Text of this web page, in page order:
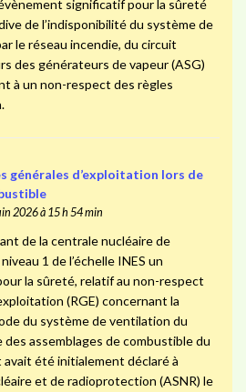
évènement significatif pour la sûreté
de l’indisponibilité du système de
le réseau incendie, du circuit
des générateurs de vapeur (ASG)
à un non-respect des règles
générales d’exploitation lors de
2026 à 15 h 54 min
de la centrale nucléaire de
1 de l’échelle INES un
la sûreté, relatif au non-respect
(RGE) concernant la
du système de ventilation du
assemblages de combustible du
avait été initialement déclaré à
et de radioprotection (ASNR) le